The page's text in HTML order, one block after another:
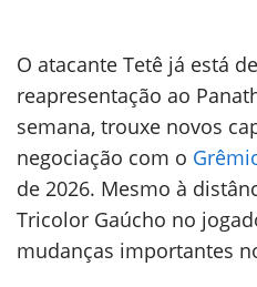
O atacante Tetê já está
reapresentação ao
semana, trouxe novos
negociação com o
de 2026. Mesmo à
Tricolor Gaúcho no
mudanças importantes